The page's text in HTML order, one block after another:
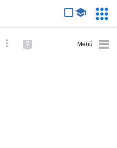
Búsqueda avanzada
Ayuda
(en